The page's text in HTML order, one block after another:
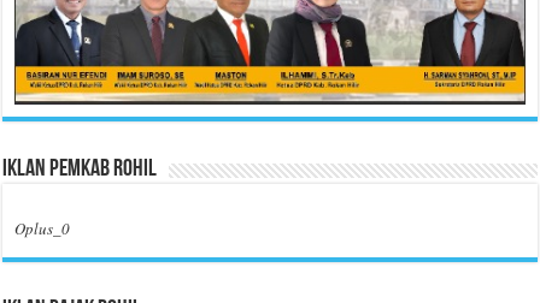
Iklan Pemkab Rohil
Oplus_0